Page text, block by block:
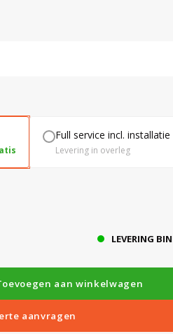
Full service incl. installatie
Levering in overleg
LEVERING
aan winkelwagen
aanvragen